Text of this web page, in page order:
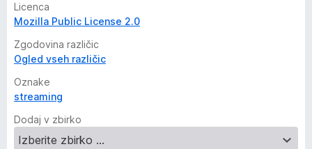
Licenca
Mozilla Public License 2.0
Zgodovina različic
Ogled vseh različic
Oznake
streaming
Dodaj v zbirko